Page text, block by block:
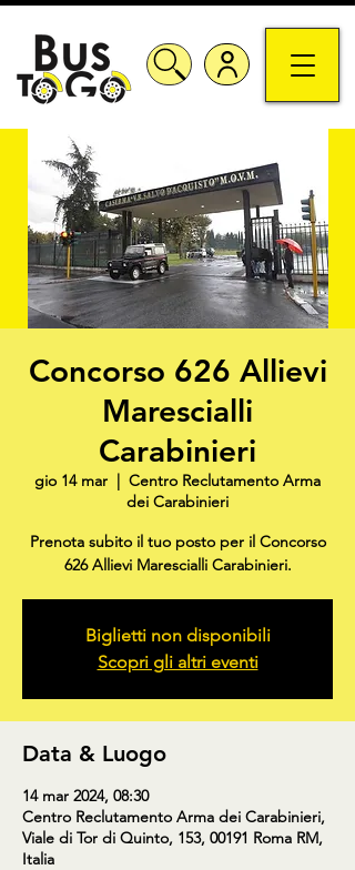
Concorso 626 Allievi
Marescialli
Carabinieri
gio 14 mar
  |
Centro Reclutamento Arma
dei Carabinieri
Prenota subito il tuo posto per il Concorso
626 Allievi Marescialli Carabinieri.
Biglietti non disponibili
Scopri gli altri eventi
Data & Luogo
14 mar 2024, 08:30
Centro Reclutamento Arma dei Carabinieri,
Viale di Tor di Quinto, 153, 00191 Roma RM,
Italia